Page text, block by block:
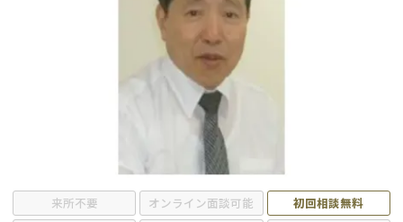
相続登記
遺留分侵害額請求
相続手続き
家族信託
贈与税
コラム
相続手続き
遺言
遺産分割
不動産の相続
来所不要 オンライン面談可能
初回相談無料